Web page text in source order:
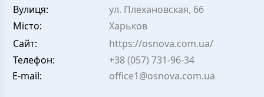
Вулиця:
ул. Плехановская, 66
Місто:
Харьков
Сайт:
https://osnova.com.ua/
Телефон:
+38 (057) 731-96-34
E-mail:
office1@osnova.com.ua